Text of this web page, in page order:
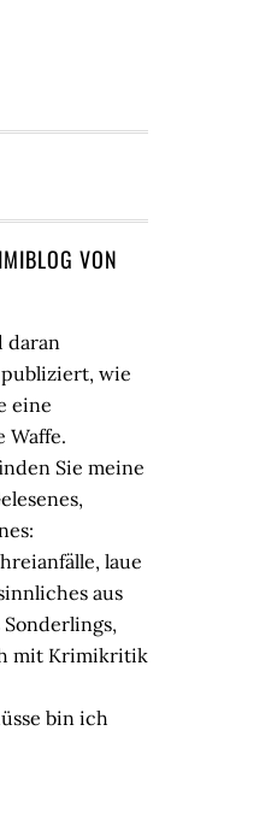
VON
daran
publiziert, wie
eine
Waffe.
Sie meine
laue
aus
mit Krimikritik
bin ich